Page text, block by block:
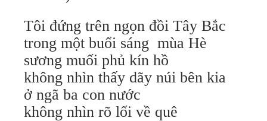
Tôi đứng trên ngọn đồi Tây Bắc
trong một buổi sáng mùa Hè
sương muối phủ kín hồ
không nhìn thấy dãy núi bên kia
ở ngã ba con nước
không nhìn rõ lối về quê